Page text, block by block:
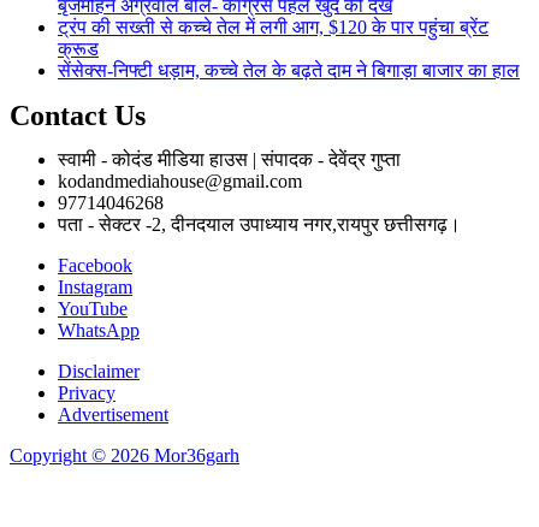
बृजमोहन अग्रवाल बोले- कांग्रेस पहले खुद को देखे
ट्रंप की सख्ती से कच्चे तेल में लगी आग, $120 के पार पहुंचा ब्रेंट
क्रूड
सेंसेक्स-निफ्टी धड़ाम, कच्चे तेल के बढ़ते दाम ने बिगाड़ा बाजार का हाल
Contact Us
स्वामी - कोदंड मीडिया हाउस | संपादक - देवेंद्र गुप्ता
kodandmediahouse@gmail.com
97714046268
पता - सेक्टर -2, दीनदयाल उपाध्याय नगर,रायपुर छत्तीसगढ़।
Facebook
Instagram
YouTube
WhatsApp
Disclaimer
Privacy
Advertisement
Copyright © 2026 Mor36garh